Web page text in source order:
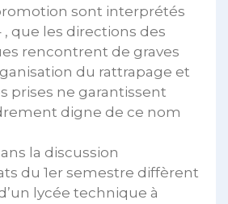
sont interprétés
que les directions des
rencontrent de graves
du rattrapage et
prises ne garantissent
digne de ce nom
la discussion
du 1er semestre diffèrent
lycée technique à